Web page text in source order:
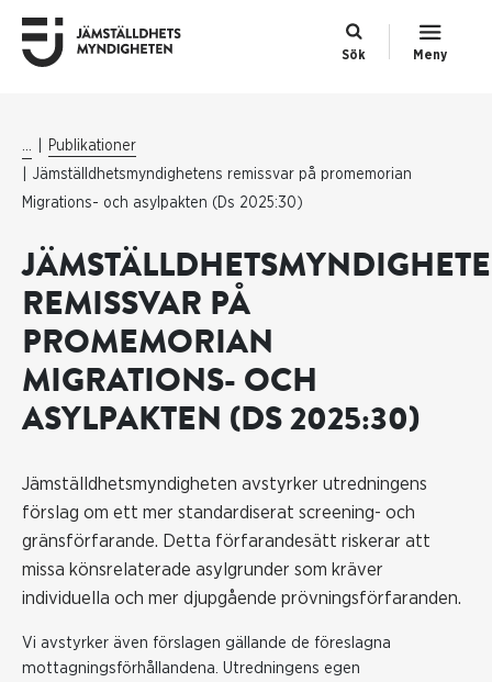
Sök Meny
...
Publikationer
Jämställdhetsmyndighetens remissvar på promemorian
Migrations- och asylpakten (Ds 2025:30)
REMISSVAR PÅ
PROMEMORIAN
MIGRATIONS- OCH
ASYLPAKTEN (DS 2025:30)
Jämställdhetsmyndigheten avstyrker utredningens
förslag om ett mer standardiserat screening- och
gränsförfarande. Detta förfarandesätt riskerar att
missa könsrelaterade asylgrunder som kräver
individuella och mer djupgående prövningsförfaranden.
Vi avstyrker även förslagen gällande de föreslagna
mottagningsförhållandena. Utredningens egen